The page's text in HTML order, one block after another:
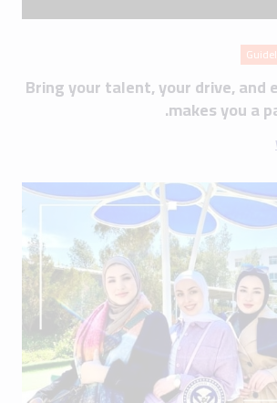
Bring your talent, your drive,
makes you a